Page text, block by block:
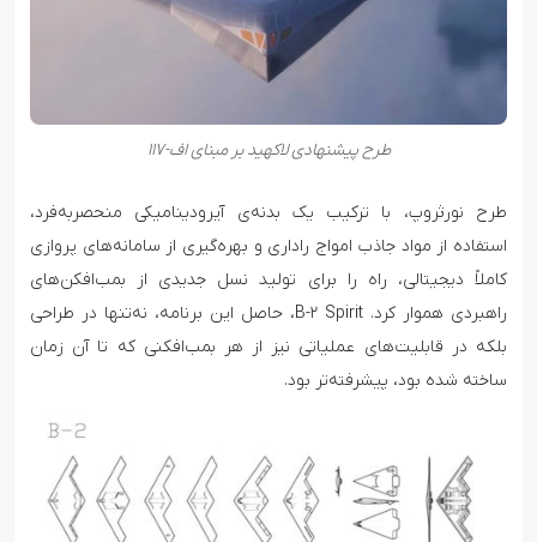
طرح پیشنهادی لاکهید بر مبنای اف-۱۱۷
طرح نورثروپ، با ترکیب یک بدنه‌ی آیرودینامیکی منحصر‌به‌فرد،
استفاده از مواد جاذب امواج راداری و بهره‌گیری از سامانه‌های پروازی
کاملاً دیجیتالی، راه را برای تولید نسل جدیدی از بمب‌افکن‌های
راهبردی هموار کرد. B-۲ Spirit، حاصل این برنامه، نه‌تنها در طراحی
بلکه در قابلیت‌های عملیاتی نیز از هر بمب‌افکنی که تا آن زمان
ساخته شده بود، پیشرفته‌تر بود.